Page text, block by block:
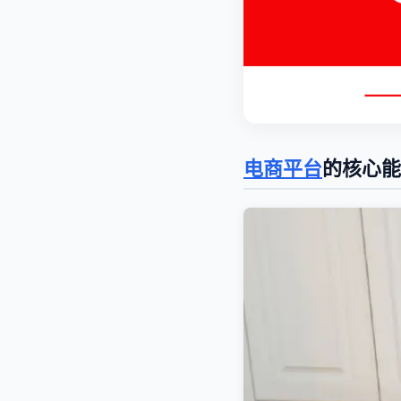
电商平台的核心